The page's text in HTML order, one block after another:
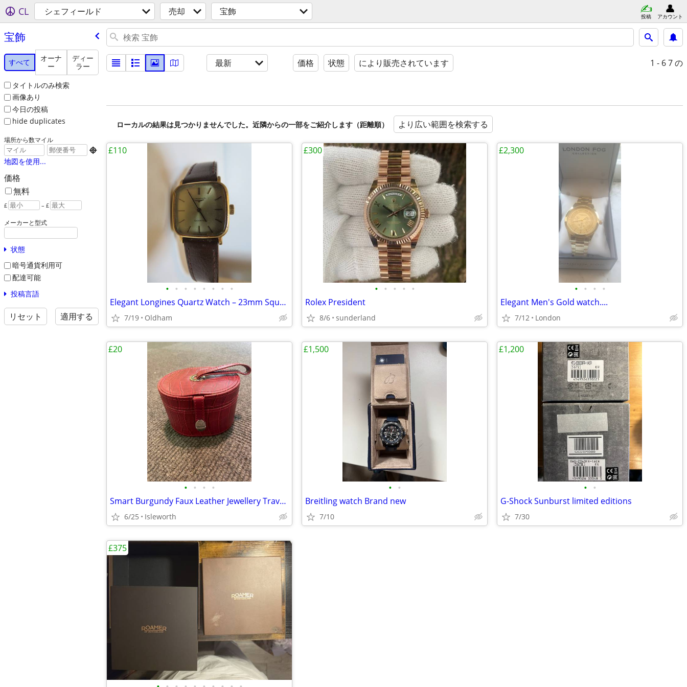
CL シェフィールド 売却 宝飾 投稿 アカウント
宝飾
すべて
オーナ
ー
ディー
ラー
タイトルのみ検索
画像あり
今日の投稿
hide duplicates
場所から数マイル

地図を使用...
価格
無料
£ – £
メーカーと型式
状態
暗号通貨利用可
配達可能
投稿言語
リセット 適用する
最新 価格 状態 により販売されています 1 - 67 の
ローカルの結果は見つかりませんでした。近隣からの一部をご紹介します（距離順） より広い範囲を検索する
• • • • • • • •
Elegant Longines Quartz Watch – 23mm Square Gold Dial (Vintage)
7/19 Oldham
£110
• • • • •
Rolex President
8/6 sunderland
£300
• • • •
Elegant Men's Gold watch....
7/12 London
£2,300
• • • •
Smart Burgundy Faux Leather Jewellery Travel Case
6/25 Isleworth
£20
• •
Breitling watch Brand new
7/10
£1,500
• •
G-Shock Sunburst limited editions
7/30
£1,200
£375